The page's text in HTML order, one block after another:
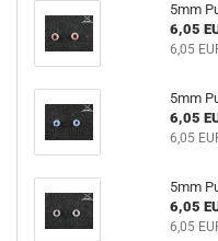
5mm
6,05
6,05
5mm
6,05
6,05
5mm
6,05
6,05